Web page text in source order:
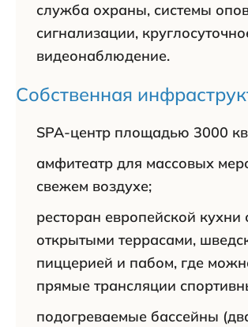
служба охраны, системы
сигнализации,
видеонаблюдение.
Собственная
SPA-центр площадью 3000
амфитеатр для массовых
свежем воздухе;
ресторан европейской кухни
открытыми террасами,
пиццерией и пабом, где
прямые трансляции
подогреваемые бассейны